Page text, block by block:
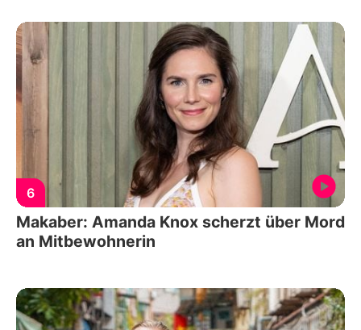
6
Makaber: Amanda Knox scherzt über Mord
an Mitbewohnerin